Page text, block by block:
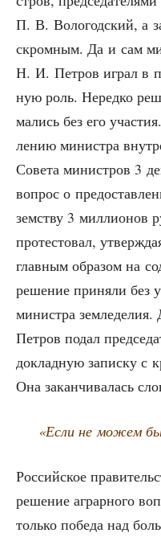
П. В. Воло­год­ский, а
скром­ным. Да и сам
Н. И. Пет­ров играл в
ную роль. Неред­ко
ма­лись без его
ле­нию мини­стра
Сове­та мини­стров 3
вопрос о
зем­ству 3 мил­ли­о­нов
про­те­сто­вал,
глав­ным обра­зом на
реше­ние при­ня­ли без
мини­стра зем­ле­де­лия.
Пет­ров подал
доклад­ную запис­ку с
Она закан­чи­ва­лась
«Если не можем
Рос­сий­ское
реше­ние аграр­но­го
толь­ко побе­да над